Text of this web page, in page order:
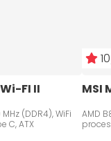
FI II
(DDR4), WiFi
C, ATX
MSI
AMD